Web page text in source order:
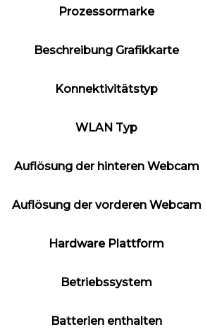
Prozessormarke
Beschreibung Grafikkarte
Konnektivitätstyp
WLAN Typ
Auflösung der hinteren Webcam
Auflösung der vorderen Webcam
Hardware Plattform
Betriebssystem
Batterien enthalten